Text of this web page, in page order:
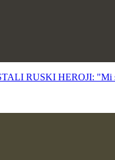
RUSKI HEROJI: "Mi